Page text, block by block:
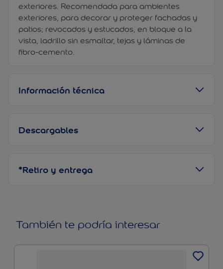
exteriores. Recomendada para ambientes
exteriores, para decorar y proteger fachadas y
patios; revocados y estucados, en bloque a la
vista, ladrillo sin esmaltar, tejas y láminas de
fibro-cemento.
Información técnica
Descargables
*Retiro y entrega
También te podría interesar